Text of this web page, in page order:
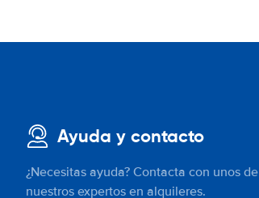
Ayuda y contacto
¿Necesitas ayuda? Contacta con unos de
nuestros expertos en alquileres.